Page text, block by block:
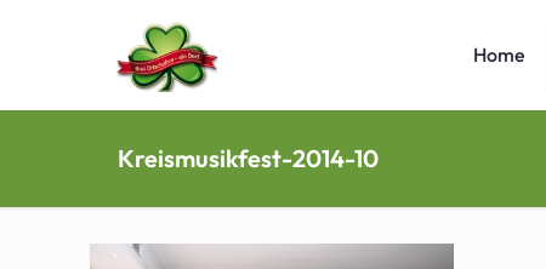
Home
Kreismusikfest-2014-10